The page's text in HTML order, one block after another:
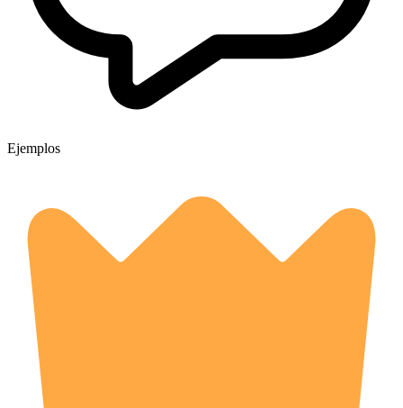
Ejemplos